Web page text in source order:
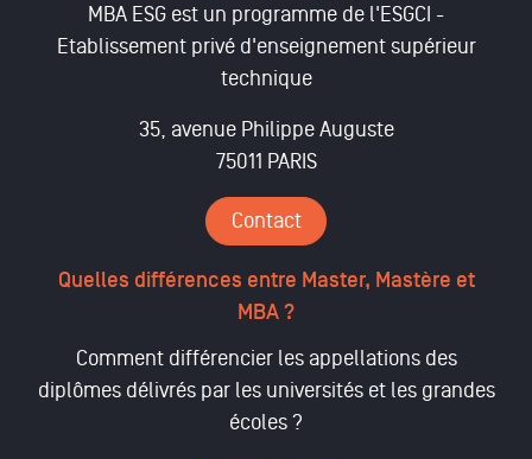
MBA ESG est un programme de l'ESGCI -
Etablissement privé d'enseignement supérieur
technique
35, avenue Philippe Auguste
75011 PARIS
Contact
Quelles différences entre Master, Mastère et
MBA ?
Comment différencier les appellations des
diplômes délivrés par les universités et les grandes
écoles ?